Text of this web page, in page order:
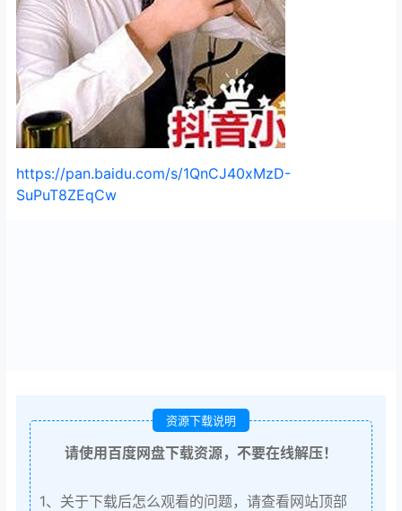
https://pan.baidu.com/s/1QnCJ40xMzD-
SuPuT8ZEqCw
资源下载说明
请使用百度网盘下载资源，不要在线解压！
1、关于下载后怎么观看的问题，请查看网站顶部